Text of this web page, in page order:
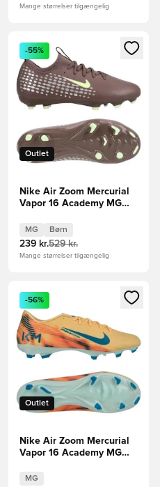
Mange størrelser tilgængelig
eller tilmelde dig som
Åbner en Modal til at logge
Outlet
-55%
Nike Air Zoom Mercurial
Vapor 16 Academy MG
Brun/Sølv Børn
MG Børn
239 kr.529 kr.
Mange størrelser tilgængelig
eller tilmelde dig som
Åbner en Modal til at logge
Outlet
-56%
Nike Air Zoom Mercurial
Vapor 16 Academy MG
Orange/Turkis/Grøn
MG